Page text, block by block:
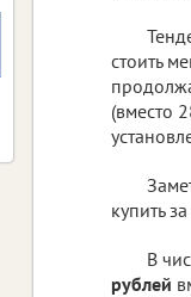
стоить
(вместо
купить
В
рублей